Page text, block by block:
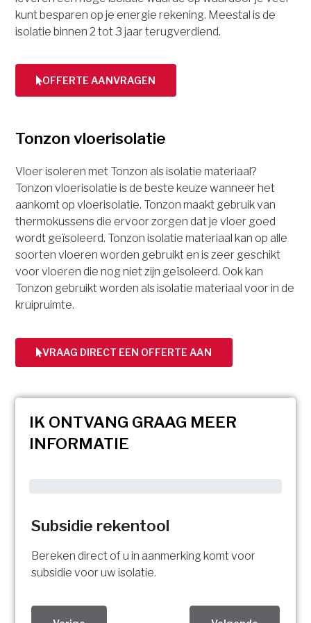
kunt besparen op je energie rekening. Meestal is de
isolatie binnen 2 tot 3 jaar terugverdiend.
OFFERTE AANVRAGEN
Tonzon vloerisolatie
Vloer isoleren met Tonzon als isolatie materiaal?
Tonzon vloerisolatie is de beste keuze wanneer het
aankomt op vloerisolatie. Tonzon maakt gebruik van
thermokussens die ervoor zorgen dat je vloer goed
wordt geïsoleerd. Tonzon isolatie materiaal kan op alle
soorten vloeren worden gebruikt en is zeer geschikt
voor vloeren die nog niet zijn geïsoleerd. Ook kan
Tonzon gebruikt worden als isolatie materiaal voor in de
kruipruimte.
VRAAG DIRECT EEN OFFERTE AAN
IK ONTVANG GRAAG MEER
INFORMATIE
Subsidie rekentool
Bereken direct of u in aanmerking komt voor
subsidie voor uw isolatie.